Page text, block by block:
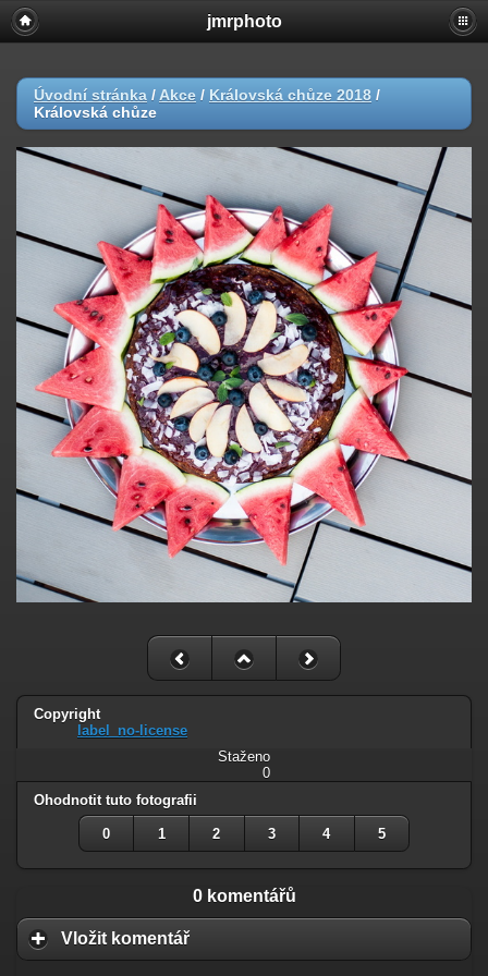
jmrphoto
Úvodní stránka / Akce / Královská chůze 2018 /
Královská chůze
Copyright
label_no-license
Staženo
0
Ohodnotit tuto fotografii
0 1 2 3 4 5
0 komentářů
Vložit komentář